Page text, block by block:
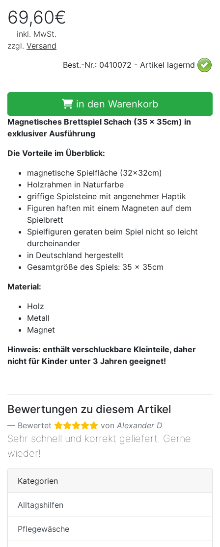
69,60€
inkl. MwSt.
zzgl. Versand
Best.-Nr.: 0410072 - Artikel lagernd
in den Warenkorb
Magnetisches Brettspiel Schach (35 x 35cm) in
exklusiver Ausführung
Die Vorteile im Überblick:
magnetische Spielfläche (32x32cm)
Holzrahmen in Naturfarbe
griffige Spielsteine mit angenehmer Haptik
Figuren haften mit einem Magneten auf dem
Spielbrett
Spielfiguren geraten beim Spiel nicht so leicht
durcheinander
in Deutschland hergestellt
Gesamtgröße des Spiels: 35 x 35cm
Material:
Holz
Metall
Magnet
Hinweis: enthält verschluckbare Kleinteile, daher
nicht für Kinder unter 3 Jahren geeignet!
Bewertungen zu diesem Artikel
Bewertet von Alexander D
Sehr schnell und korrekt geliefert. Gerne
wieder!
Kategorien
Alltagshilfen
Pflegewäsche